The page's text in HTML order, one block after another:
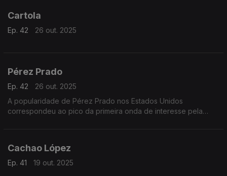
Cartola
Ep. 42 26 out. 2025
Pérez Prado
Ep. 42
26 out. 2025
A popularidade de Pérez Prado nos Estados Unidos
correspondeu ao pico da primeira onda de interesse pela
Cachao López
Ep. 41 19 out. 2025